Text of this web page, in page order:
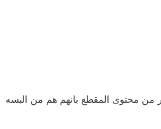
من محتوى المقطع بانهم هم من البسه